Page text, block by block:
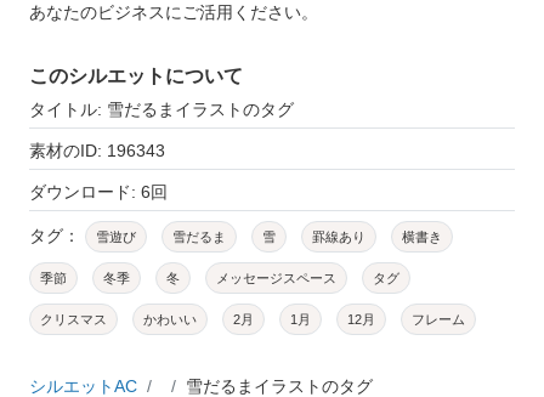
あなたのビジネスにご活用ください。
このシルエットについて
タイトル: 雪だるまイラストのタグ
素材のID: 196343
ダウンロード: 6回
タグ： 雪遊び 雪だるま 雪 罫線あり 横書き
季節 冬季 冬 メッセージスペース タグ
クリスマス かわいい 2月 1月 12月 フレーム
シルエットAC 雪だるまイラストのタグ